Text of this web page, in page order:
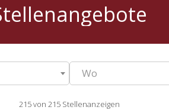
Wo
215 von 215 Stellenanzeigen